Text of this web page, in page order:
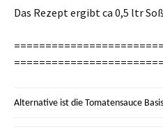
Das Rezept ergibt ca 0,5 ltr
Alternative ist die Tomatensauce